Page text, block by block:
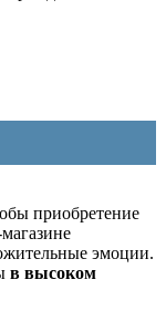
приобретение
эмоции.
в высоком